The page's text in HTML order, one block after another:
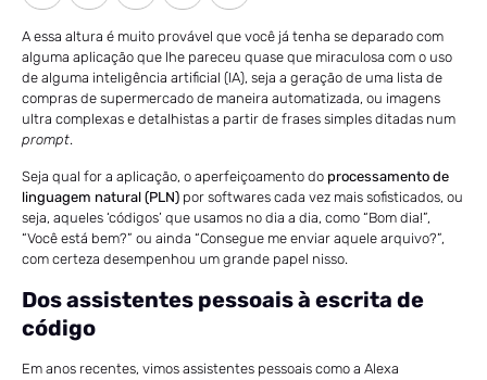
A essa altura é muito provável que você já tenha se deparado com
alguma aplicação que lhe pareceu quase que miraculosa com o uso
de alguma inteligência artificial (IA), seja a geração de uma lista de
compras de supermercado de maneira automatizada, ou imagens
ultra complexas e detalhistas a partir de frases simples ditadas num
prompt.
Seja qual for a aplicação, o aperfeiçoamento do processamento de
linguagem natural (PLN) por softwares cada vez mais sofisticados, ou
seja, aqueles ‘códigos’ que usamos no dia a dia, como “Bom dia!”,
“Você está bem?” ou ainda “Consegue me enviar aquele arquivo?”,
com certeza desempenhou um grande papel nisso.
Dos assistentes pessoais à escrita de
código
Em anos recentes, vimos assistentes pessoais como a Alexa